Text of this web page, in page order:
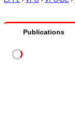
Publications